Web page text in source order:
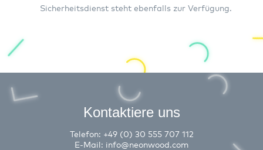
Sicherheitsdienst steht ebenfalls zur Verfügung.
Kontaktiere uns
Telefon: +49 (0) 30 555 707 112
E-Mail: info@neonwood.com